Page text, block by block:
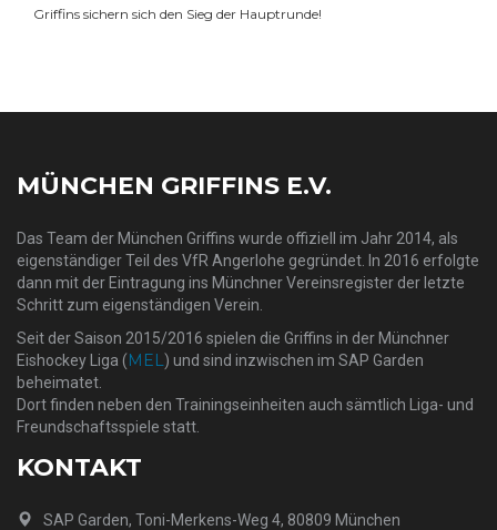
Griffins sichern sich den Sieg der Hauptrunde!
MÜNCHEN GRIFFINS E.V.
Das Team der München Griffins wurde offiziell im Jahr 2014, als
eigenständiger Teil des VfR Angerlohe gegründet. In 2016 erfolgte
dann mit der Eintragung ins Münchner Vereinsregister der letzte
Schritt zum eigenständigen Verein.
Seit der Saison 2015/2016 spielen die Griffins in der Münchner
Eishockey Liga (MEL) und sind inzwischen im SAP Garden
beheimatet.
Dort finden neben den Trainingseinheiten auch sämtlich Liga- und
Freundschaftsspiele statt.
KONTAKT
SAP Garden, Toni-Merkens-Weg 4, 80809 München